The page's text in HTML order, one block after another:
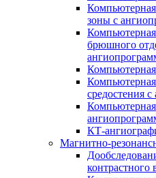
зоны с
брюшного
средостения
КТ-
Магнитно-
контрастного